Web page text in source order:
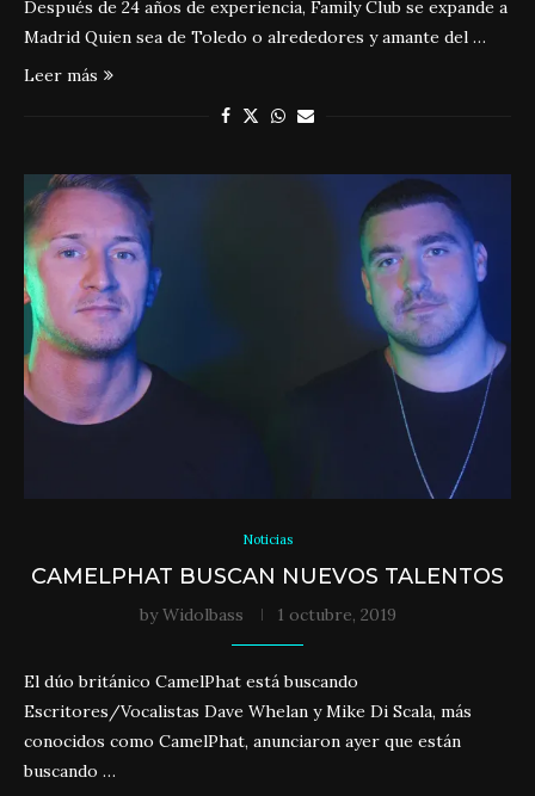
Después de 24 años de experiencia, Family Club se expande a
Madrid Quien sea de Toledo o alrededores y amante del …
Leer más
Noticias
CAMELPHAT BUSCAN NUEVOS TALENTOS
byWidolbass 1 octubre, 2019
El dúo británico CamelPhat está buscando
Escritores/Vocalistas Dave Whelan y Mike Di Scala, más
conocidos como CamelPhat, anunciaron ayer que están
buscando …